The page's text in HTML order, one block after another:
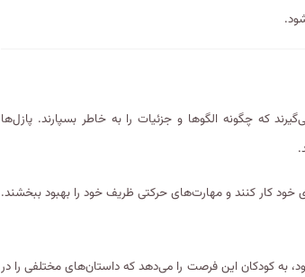
که چگونه الگوها و جزئیات را به خاطر بسپارند. پازل‌ها
کار کنند و مهارت‌های حرکتی ظریف خود را بهبود ببخشند.
به کودکان این فرصت را می‌دهد که داستان‌های مختلفی را در